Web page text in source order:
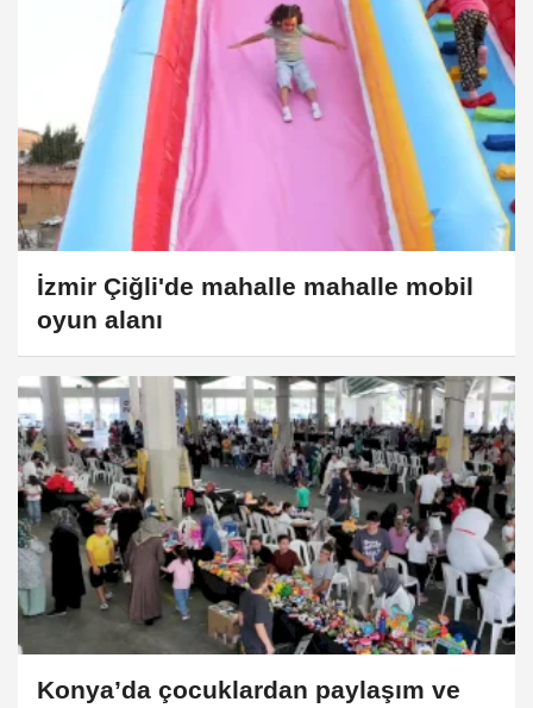
İzmir Çiğli'de mahalle mahalle mobil
oyun alanı
Konya’da çocuklardan paylaşım ve